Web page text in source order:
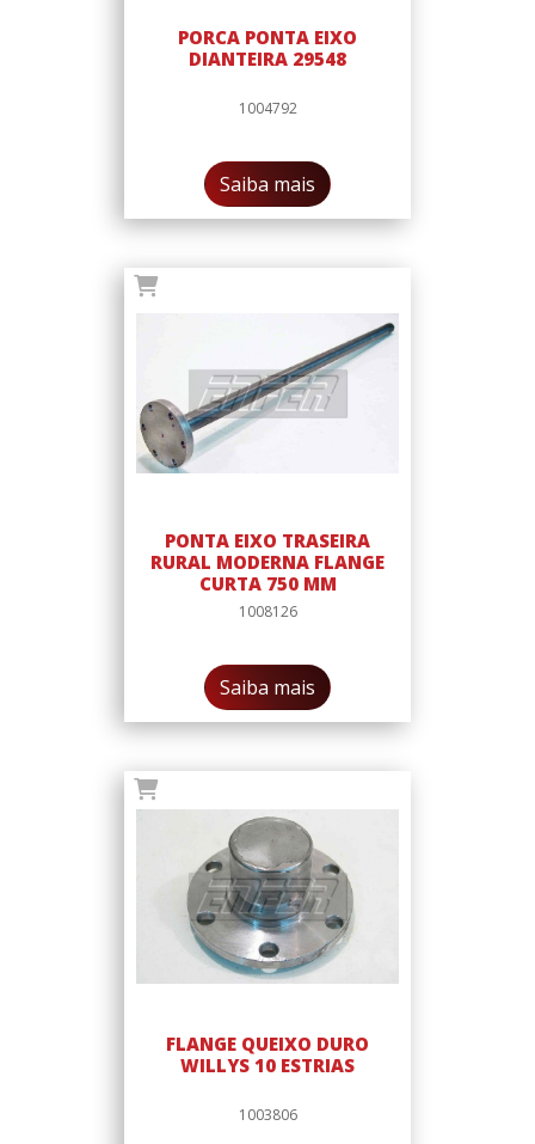
PORCA PONTA EIXO
DIANTEIRA 29548
1004792
Saiba mais
PONTA EIXO TRASEIRA
RURAL MODERNA FLANGE
CURTA 750 MM
1008126
Saiba mais
FLANGE QUEIXO DURO
WILLYS 10 ESTRIAS
1003806